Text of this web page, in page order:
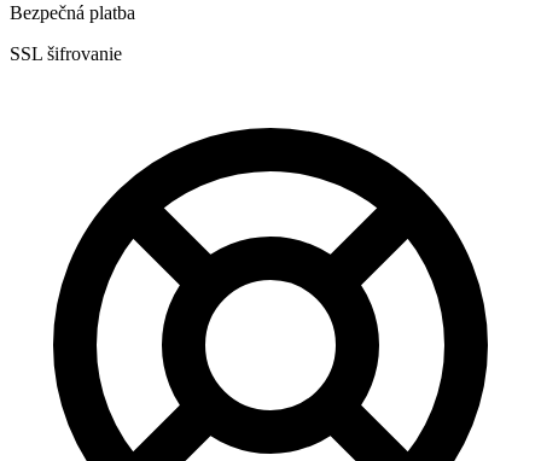
Bezpečná platba
SSL šifrovanie